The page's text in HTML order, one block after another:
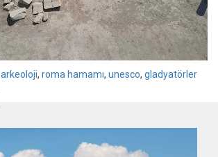
arkeoloji, roma hamamı, unesco, gladyatörler